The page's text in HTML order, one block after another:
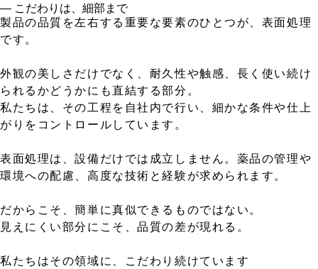
― こだわりは、細部まで
製品の品質を左右する重要な要素のひとつが、表面処理
です。
外観の美しさだけでなく、耐久性や触感、長く使い続け
られるかどうかにも直結する部分。
私たちは、その工程を自社内で行い、細かな条件や仕上
がりをコントロールしています。
表面処理は、設備だけでは成立しません。薬品の管理や
環境への配慮、高度な技術と経験が求められます。
だからこそ、簡単に真似できるものではない。
見えにくい部分にこそ、品質の差が現れる。
私たちはその領域に、こだわり続けています